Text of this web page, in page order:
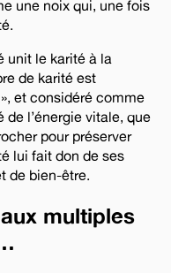
une noix qui, une fois
unit le karité à la
de karité est
et considéré comme
l’énergie vitale, que
pour préserver
lui fait don de ses
de bien-être.
multiples